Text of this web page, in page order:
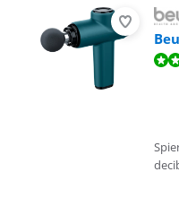
Beoordeling is 9,3 van de 10,